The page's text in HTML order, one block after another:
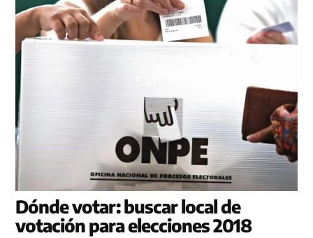
Dónde votar: buscar local de
votación para elecciones 2018